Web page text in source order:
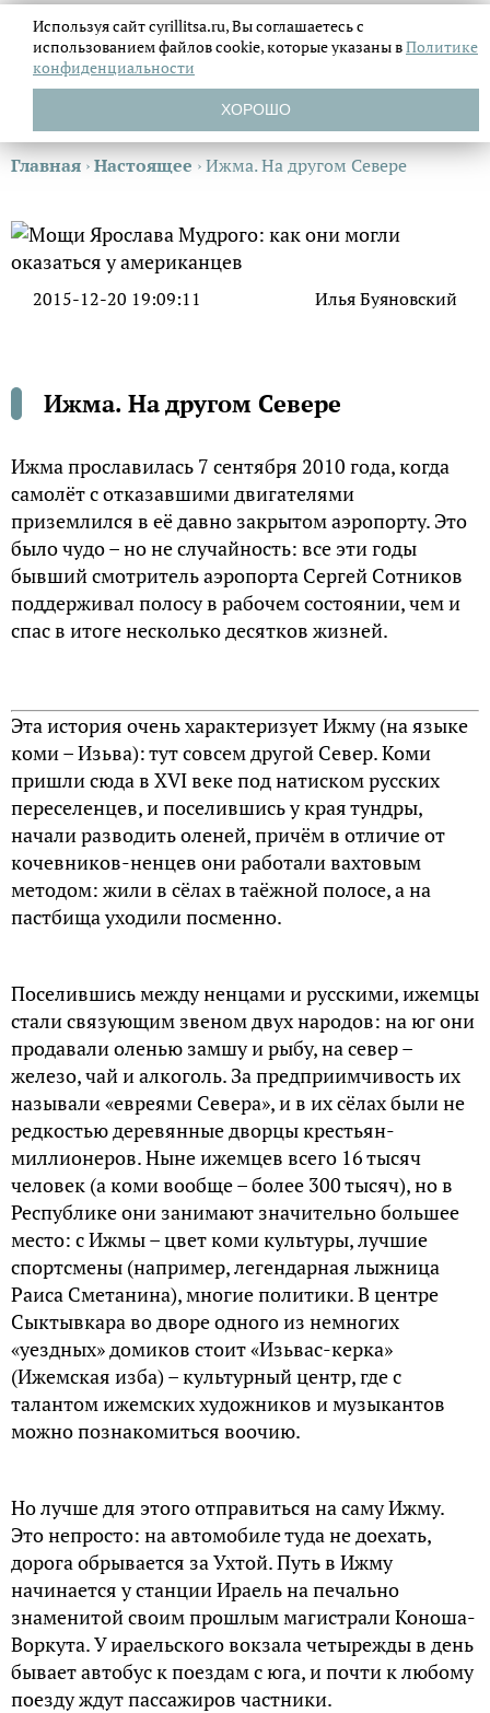
Главная ›Настоящее ›Ижма. На другом Севере
2015-12-20 19:09:11 Илья Буяновский
Ижма. На другом Севере
Ижма прославилась 7 сентября 2010 года, когда
самолёт с отказавшими двигателями
приземлился в её давно закрытом аэропорту. Это
было чудо – но не случайность: все эти годы
бывший смотритель аэропорта Сергей Сотников
поддерживал полосу в рабочем состоянии, чем и
спас в итоге несколько десятков жизней.
Эта история очень характеризует Ижму (на языке
коми – Изьва): тут совсем другой Север. Коми
пришли сюда в XVI веке под натиском русских
переселенцев, и поселившись у края тундры,
начали разводить оленей, причём в отличие от
кочевников-ненцев они работали вахтовым
методом: жили в сёлах в таёжной полосе, а на
пастбища уходили посменно.
Поселившись между ненцами и русскими, ижемцы
стали связующим звеном двух народов: на юг они
продавали оленью замшу и рыбу, на север –
железо, чай и алкоголь. За предприимчивость их
называли «евреями Севера», и в их сёлах были не
редкостью деревянные дворцы крестьян-
миллионеров. Ныне ижемцев всего 16 тысяч
человек (а коми вообще – более 300 тысяч), но в
Республике они занимают значительно большее
место: с Ижмы – цвет коми культуры, лучшие
спортсмены (например, легендарная лыжница
Раиса Сметанина), многие политики. В центре
Сыктывкара во дворе одного из немногих
«уездных» домиков стоит «Изьвас-керка»
(Ижемская изба) – культурный центр, где с
талантом ижемских художников и музыкантов
можно познакомиться воочию.
Но лучше для этого отправиться на саму Ижму.
Это непросто: на автомобиле туда не доехать,
дорога обрывается за Ухтой. Путь в Ижму
начинается у станции Ираель на печально
знаменитой своим прошлым магистрали Коноша-
Воркута. У ираельского вокзала четырежды в день
бывает автобус к поездам с юга, и почти к любому
поезду ждут пассажиров частники.
Используя сайт cyrillitsa.ru, Вы соглашаетесь с
использованием файловcookie, которые указаны вПолитике
конфиденциальности
ХОРОШО